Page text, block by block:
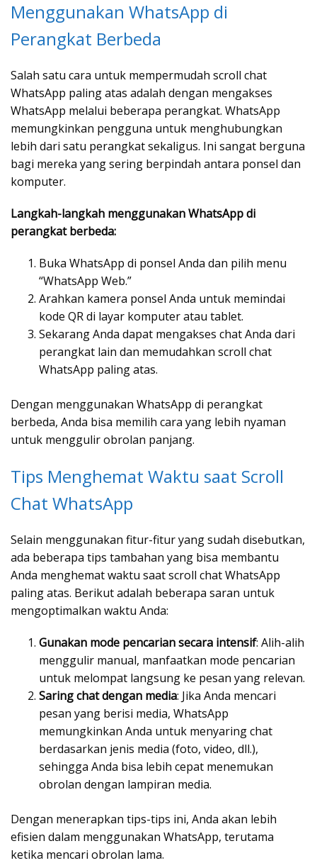
Menggunakan WhatsApp di
Perangkat Berbeda
Salah satu cara untuk mempermudah scroll chat
WhatsApp paling atas adalah dengan mengakses
WhatsApp melalui beberapa perangkat. WhatsApp
memungkinkan pengguna untuk menghubungkan
lebih dari satu perangkat sekaligus. Ini sangat berguna
bagi mereka yang sering berpindah antara ponsel dan
komputer.
Langkah-langkah menggunakan WhatsApp di
perangkat berbeda:
Buka WhatsApp di ponsel Anda dan pilih menu
“WhatsApp Web.”
Arahkan kamera ponsel Anda untuk memindai
kode QR di layar komputer atau tablet.
Sekarang Anda dapat mengakses chat Anda dari
perangkat lain dan memudahkan scroll chat
WhatsApp paling atas.
Dengan menggunakan WhatsApp di perangkat
berbeda, Anda bisa memilih cara yang lebih nyaman
untuk menggulir obrolan panjang.
Tips Menghemat Waktu saat Scroll
Chat WhatsApp
Selain menggunakan fitur-fitur yang sudah disebutkan,
ada beberapa tips tambahan yang bisa membantu
Anda menghemat waktu saat scroll chat WhatsApp
paling atas. Berikut adalah beberapa saran untuk
mengoptimalkan waktu Anda:
Gunakan mode pencarian secara intensif: Alih-alih
menggulir manual, manfaatkan mode pencarian
untuk melompat langsung ke pesan yang relevan.
Saring chat dengan media: Jika Anda mencari
pesan yang berisi media, WhatsApp
memungkinkan Anda untuk menyaring chat
berdasarkan jenis media (foto, video, dll.),
sehingga Anda bisa lebih cepat menemukan
obrolan dengan lampiran media.
Dengan menerapkan tips-tips ini, Anda akan lebih
efisien dalam menggunakan WhatsApp, terutama
ketika mencari obrolan lama.